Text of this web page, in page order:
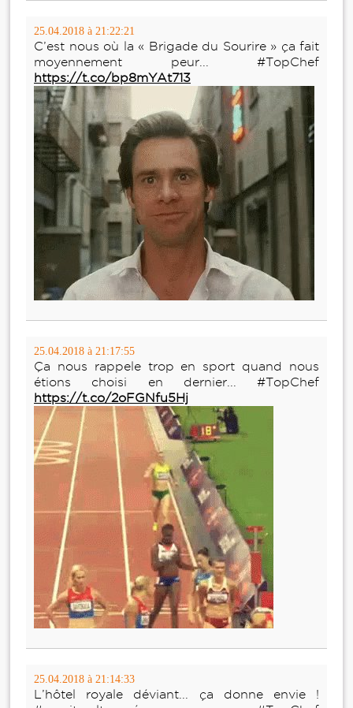
25.04.2018 à 21:22:21
C’est nous où la « Brigade du Sourire » ça fait
moyennement peur... #TopChef
https://t.co/bp8mYAt713
25.04.2018 à 21:17:55
Ça nous rappele trop en sport quand nous
étions choisi en dernier... #TopChef
https://t.co/2oFGNfu5Hj
25.04.2018 à 21:14:33
L’hôtel royale déviant... ça donne envie !